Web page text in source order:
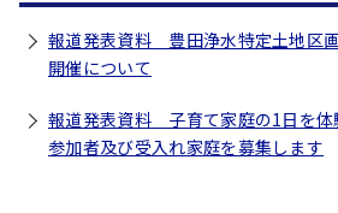
報道発表資料 豊田浄水特定土地区
開催について
報道発表資料 子育て家庭の1日を体
参加者及び受入れ家庭を募集します